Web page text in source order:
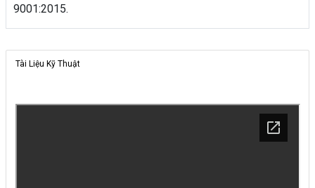
9001:2015.
Tài Liệu Kỹ Thuật